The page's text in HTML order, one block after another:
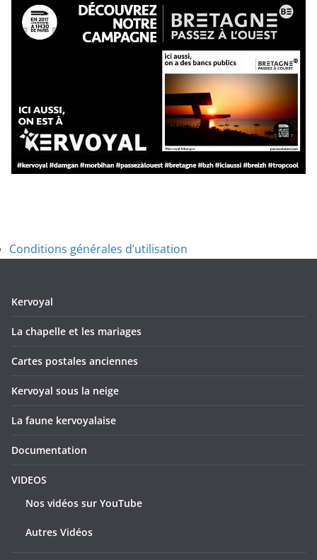
Conditions générales d’utilisation
Kervoyal
La chapelle et les mariages
Cartes postales anciennes
Kervoyal sous la neige
La faune kervoyalaise
Documentation
VIDEOS
Nos vidéos sur YouTube
Autres Vidéos